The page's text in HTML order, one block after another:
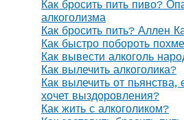
Как бросить пить пиво?
алкоголизма
Как бросить пить? Аллен
Как быстро побороть
Как вывести алкоголь
Как вылечить алкоголика?
Как вылечить от
хочет выздоровления?
Как жить с алкоголиком?